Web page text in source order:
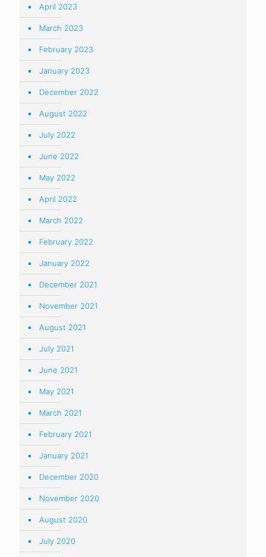
April 2023
March 2023
February 2023
January 2023
December 2022
August 2022
July 2022
June 2022
May 2022
April 2022
March 2022
February 2022
January 2022
December 2021
November 2021
August 2021
July 2021
June 2021
May 2021
March 2021
February 2021
January 2021
December 2020
November 2020
August 2020
July 2020